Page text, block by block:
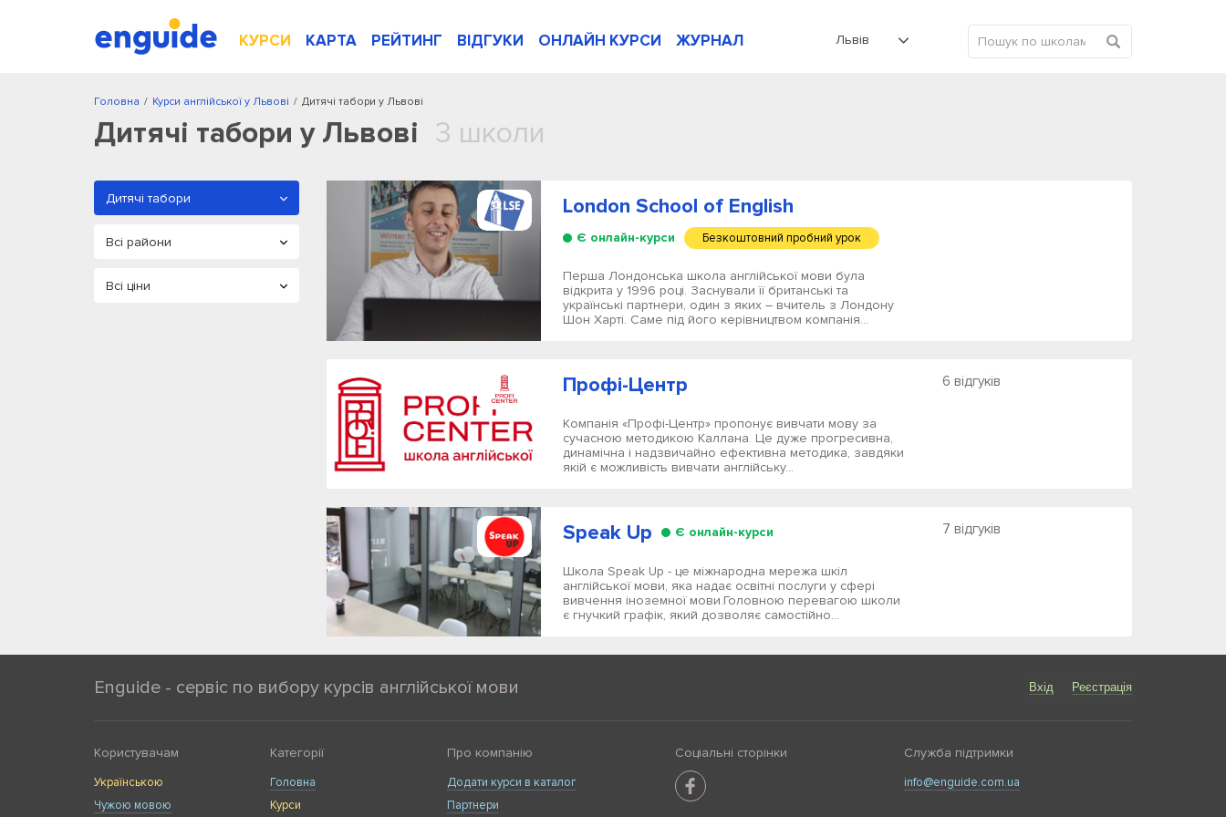
КУРСИ КАРТА РЕЙТИНГ ВІДГУКИ ОНЛАЙН КУРСИ ЖУРНАЛ Львів
/
Головна /
Курси англійської у Львові Дитячі табори у Львові
Дитячі табори у Львові 3 школи
London School of English
Є онлайн-курси Безкоштовний пробний урок
Перша Лондонська школа англійської мови була
відкрита у 1996 році. Заснували її британські та
українські партнери, один з яких – вчитель з Лондону
Шон Харті. Саме під його керівництвом компанія...
Профі-Центр
Компанія «Профі-Центр» пропонує вивчати мову за
сучасною методикою Каллана. Це дуже прогресивна,
динамічна і надзвичайно ефективна методика, завдяки
якій є можливість вивчати англійську...
6 відгуків
Speak Up Є онлайн-курси
Школа Speak Up - це міжнародна мережа шкіл
англійської мови, яка надає освітні послуги у сфері
вивчення іноземної мови.Головною перевагою школи
є гнучкий графік, який дозволяє самостійно...
7 відгуків
Enguide - сервіс по вибору курсів англійської мови Вхід Реєстрація
Користувачам
Українською
Чужою мовою
Категорії
Головна
Курси
Про компанію
Додати курси в каталог
Партнери
Соціальні сторінки Служба підтримки
info@enguide.com.ua